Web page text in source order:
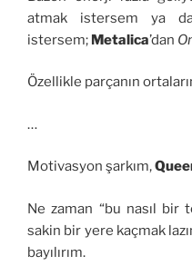
atmak istersem ya da
istersem; Metalica’dan
Özellikle parçanın
…
Motivasyon şarkım,
Ne zaman “bu nasıl bir
sakin bir yere kaçmak
bayılırım.